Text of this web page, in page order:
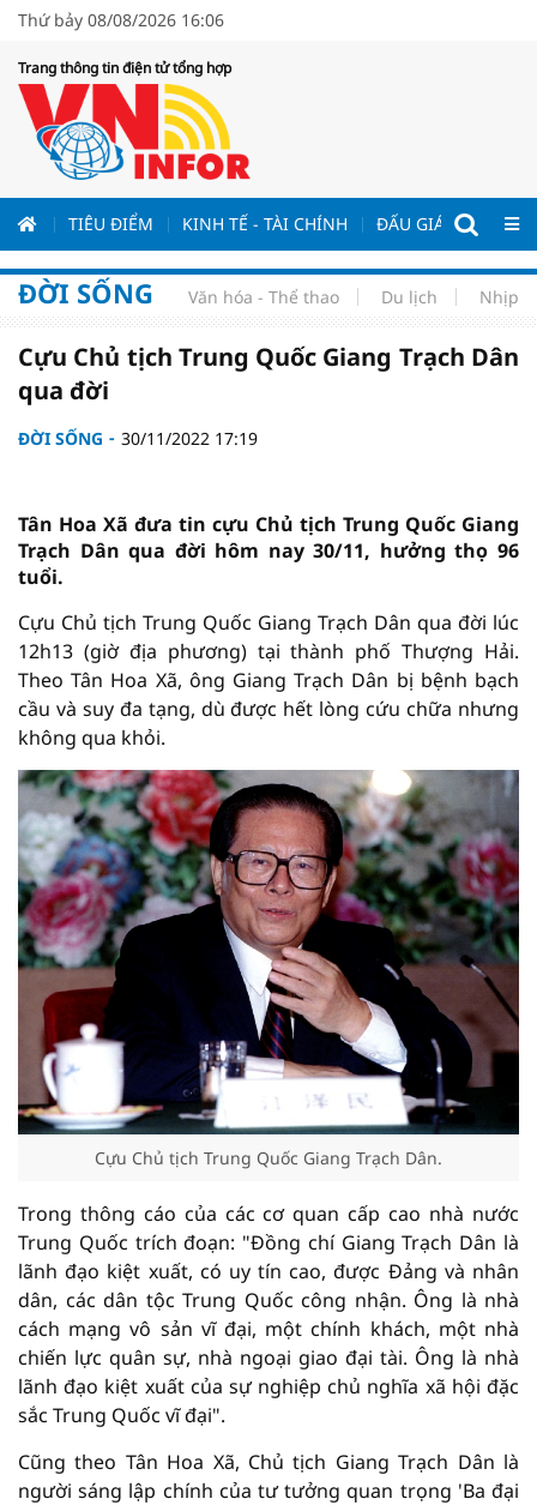
Thứ bảy 08/08/2026 16:06
Trang thông tin điện tử tổng hợp
TIÊU ĐIỂM KINH TẾ - TÀI CHÍNH ĐẤU GIÁ - ĐẤU
ĐỜI SỐNG Văn hóa - Thể thao Du lịch Nhịp
Cựu Chủ tịch Trung Quốc Giang Trạch Dân
qua đời
ĐỜI SỐNG 30/11/2022 17:19
Tân Hoa Xã đưa tin cựu Chủ tịch Trung Quốc Giang
Trạch Dân qua đời hôm nay 30/11, hưởng thọ 96
tuổi.
Cựu Chủ tịch Trung Quốc Giang Trạch Dân qua đời lúc
12h13 (giờ địa phương) tại thành phố Thượng Hải.
Theo Tân Hoa Xã, ông Giang Trạch Dân bị bệnh bạch
cầu và suy đa tạng, dù được hết lòng cứu chữa nhưng
không qua khỏi.
Cựu Chủ tịch Trung Quốc Giang Trạch Dân.
Trong thông cáo của các cơ quan cấp cao nhà nước
Trung Quốc trích đoạn: "Đồng chí Giang Trạch Dân là
lãnh đạo kiệt xuất, có uy tín cao, được Đảng và nhân
dân, các dân tộc Trung Quốc công nhận. Ông là nhà
cách mạng vô sản vĩ đại, một chính khách, một nhà
chiến lực quân sự, nhà ngoại giao đại tài. Ông là nhà
lãnh đạo kiệt xuất của sự nghiệp chủ nghĩa xã hội đặc
sắc Trung Quốc vĩ đại".
Cũng theo Tân Hoa Xã, Chủ tịch Giang Trạch Dân là
người sáng lập chính của tư tưởng quan trọng 'Ba đại